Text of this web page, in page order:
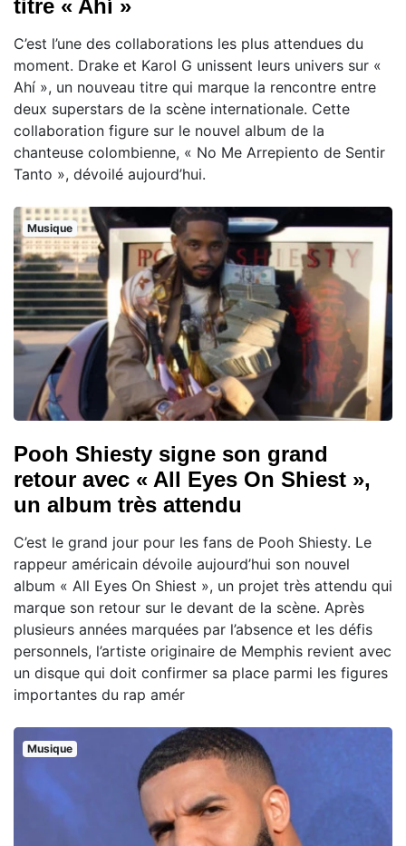
titre « Ahí »
C’est l’une des collaborations les plus attendues du
moment. Drake et Karol G unissent leurs univers sur «
Ahí », un nouveau titre qui marque la rencontre entre
deux superstars de la scène internationale. Cette
collaboration figure sur le nouvel album de la
chanteuse colombienne, « No Me Arrepiento de Sentir
Tanto », dévoilé aujourd’hui.
Musique
Pooh Shiesty signe son grand
retour avec « All Eyes On Shiest »,
un album très attendu
C’est le grand jour pour les fans de Pooh Shiesty. Le
rappeur américain dévoile aujourd’hui son nouvel
album « All Eyes On Shiest », un projet très attendu qui
marque son retour sur le devant de la scène. Après
plusieurs années marquées par l’absence et les défis
personnels, l’artiste originaire de Memphis revient avec
un disque qui doit confirmer sa place parmi les figures
importantes du rap amér
Musique